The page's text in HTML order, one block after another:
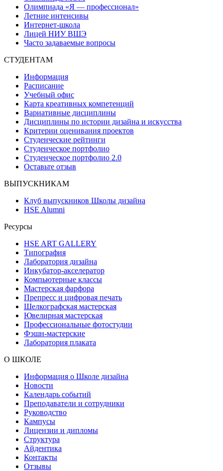
Олимпиада «Я — профессионал»
Летние интенсивы
Интернет-школа
Лицей НИУ ВШЭ
Часто задаваемые вопросы
СТУДЕНТАМ
Информация
Расписание
Учебный офис
Карта креативных компетенций
Вариативные дисциплины
Дисциплины по истории дизайна и искусства
Критерии оценивания проектов
Студенческие рейтинги
Студенческое портфолио
Студенческое портфолио 2.0
Оставьте отзыв
ВЫПУСКНИКАМ
Клуб выпускников Школы дизайна
HSE Alumni
Ресурсы
HSE ART GALLERY
Типография
Лаборатория дизайна
Инкубатор-акселератор
Компьютерные классы
Мастерская фарфора
Препресс и цифровая печать
Шелкографская мастерская
Ювелирная мастерская
Профессиональные фотостудии
Фэшн-мастерские
Лаборатория плаката
О ШКОЛЕ
Информация о Школе дизайна
Новости
Календарь событий
Преподаватели и сотрудники
Руководство
Кампусы
Лицензии и дипломы
Структура
Айдентика
Контакты
Отзывы